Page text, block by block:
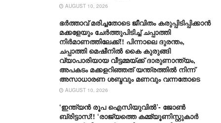
AUGUST 10, 2026
ഭർത്താവ് മരിച്ചതോടെ ജീവിതം കരുപ്പിടിപ്പിക്കാൻ
മക്കളേയും ചേർത്തുപിടിച്ച് ചപ്പാത്തി
നിർമാണത്തിലേക്ക്!! പിന്നാലെ ദുരന്തം,
ചപ്പാത്തി മെഷീനിൽ കൈ കുരുങ്ങി
വ്യാപാരിയായ വീട്ടമ്മയ്ക്ക് ദാരുണാന്ത്യം,
അപകടം മക്കളറിഞ്ഞത് യന്ത്രത്തിൽ നിന്ന്
അസാധാരണ ശബ്ദവും മണവും വന്നതോടെ
AUGUST 10, 2026
‘ഇന്ത്യൻ രൂപ ഐസിയുവിൽ’- ജോൺ
ബ്രിട്ടാസ്!! ‘രാജ്യത്തെ കമ്മ്യൂണിസ്റ്റുകാർ